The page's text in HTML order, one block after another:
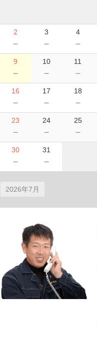
2
－
3
－
4
－
9
－
10
－
11
－
16
－
17
－
18
－
23
－
24
－
25
－
30
－
31
－
2026年7月